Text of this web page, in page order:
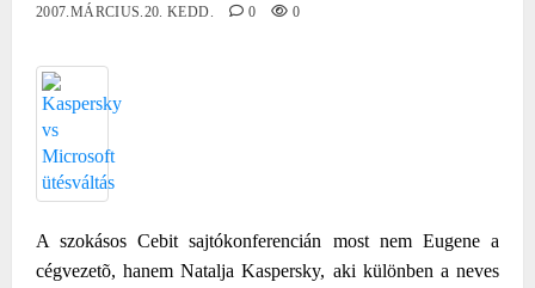
2007.MÁRCIUS.20. KEDD.
0 0
A szokásos Cebit sajtókonferencián most nem Eugene a
cégvezetõ, hanem Natalja Kaspersky, aki különben a neves